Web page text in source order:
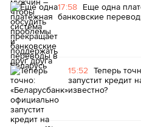
17:58 Еще одна
банковские
15:52 Теперь
запустит кредит
известно?